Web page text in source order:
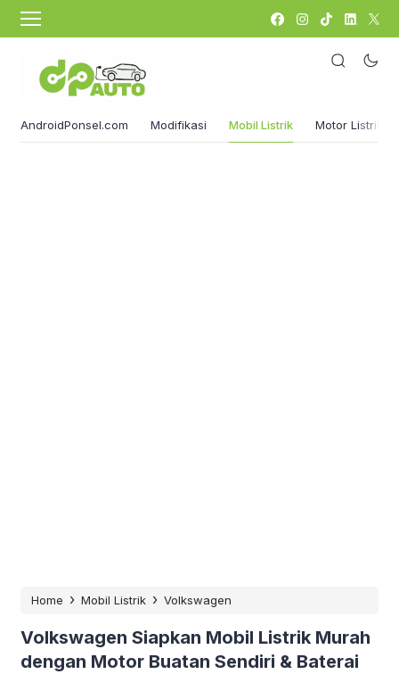
AndroidPonsel.com Modifikasi Mobil Listrik Motor Listrik
Home › Mobil Listrik › Volkswagen
Volkswagen Siapkan Mobil Listrik Murah
dengan Motor Buatan Sendiri & Baterai